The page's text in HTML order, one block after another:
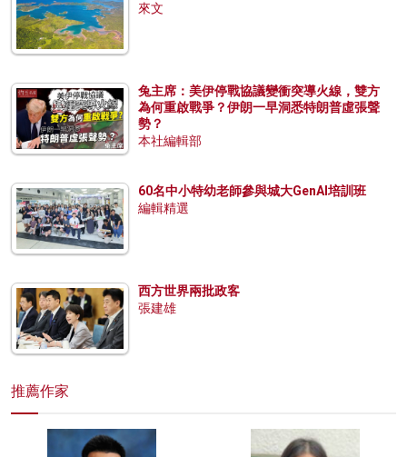
來文
兔主席：美伊停戰協議變衝突導火線，雙方
為何重啟戰爭？伊朗一早洞悉特朗普虛張聲
勢？
本社編輯部
60名中小特幼老師參與城大GenAI培訓班
編輯精選
西方世界兩批政客
張建雄
推薦作家